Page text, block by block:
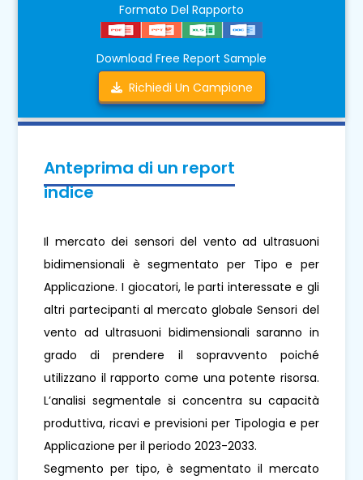
Formato Del Rapporto
Download Free Report Sample
Richiedi Un Campione
Anteprima di un report
indice
Il mercato dei sensori del vento ad ultrasuoni
bidimensionali è segmentato per Tipo e per
Applicazione. I giocatori, le parti interessate e gli
altri partecipanti al mercato globale Sensori del
vento ad ultrasuoni bidimensionali saranno in
grado di prendere il sopravvento poiché
utilizzano il rapporto come una potente risorsa.
L’analisi segmentale si concentra su capacità
produttiva, ricavi e previsioni per Tipologia e per
Applicazione per il periodo 2023-2033.
Segmento per tipo, è segmentato il mercato